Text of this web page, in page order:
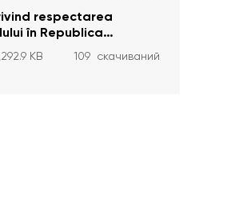
respectarea
în Republica
KB 109 скачиваний